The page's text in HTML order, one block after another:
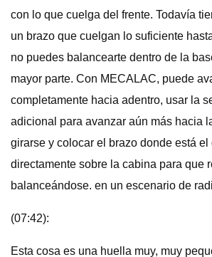
con lo que cuelga del frente. Todavía
un brazo que cuelgan lo suficiente
no puedes balancearte dentro de la
mayor parte. Con MECALAC, puede
completamente hacia adentro, usar la
adicional para avanzar aún más hacia
girarse y colocar el brazo donde está el
directamente sobre la cabina para que
balanceándose. en un escenario de
(07:42):
Esta cosa es una huella muy, muy